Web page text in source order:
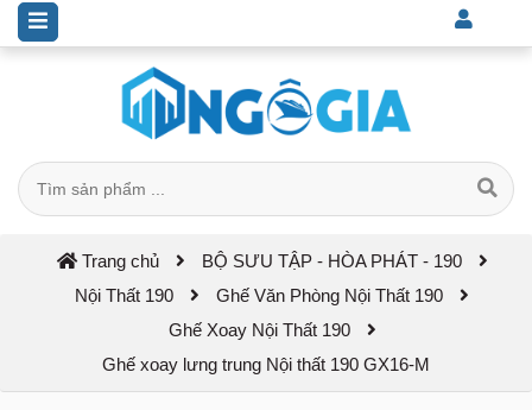
Trang chủ
BỘ SƯU TẬP - HÒA PHÁT - 190
Nội Thất 190
Ghế Văn Phòng Nội Thất 190
Ghế Xoay Nội Thất 190
Ghế xoay lưng trung Nội thất 190 GX16-M